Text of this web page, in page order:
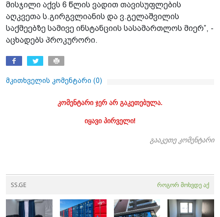
მისჯილი აქვს 6 წლის ვადით თავისუფლების
აღკვეთა ს.გირგვლიანის და ვ.გელაშვილის
საქმეებზე სამივე ინსტანციის სასამართლოს მიერ”, -
აცხადებს პროკურორი.
მკითხველის კომენტარი (0)
კომენტარი ჯერ არ გაკეთებულა.
იყავი პირველი!
გააკეთე კომენტარი
SS.GE როგორ მოხვდე აქ